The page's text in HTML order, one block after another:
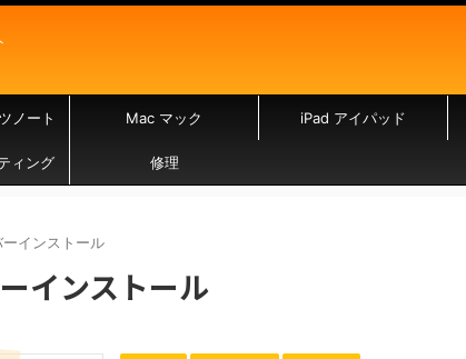
ノート Mac マック iPad アイパッド
ィング 修理
ーインストール
インストール